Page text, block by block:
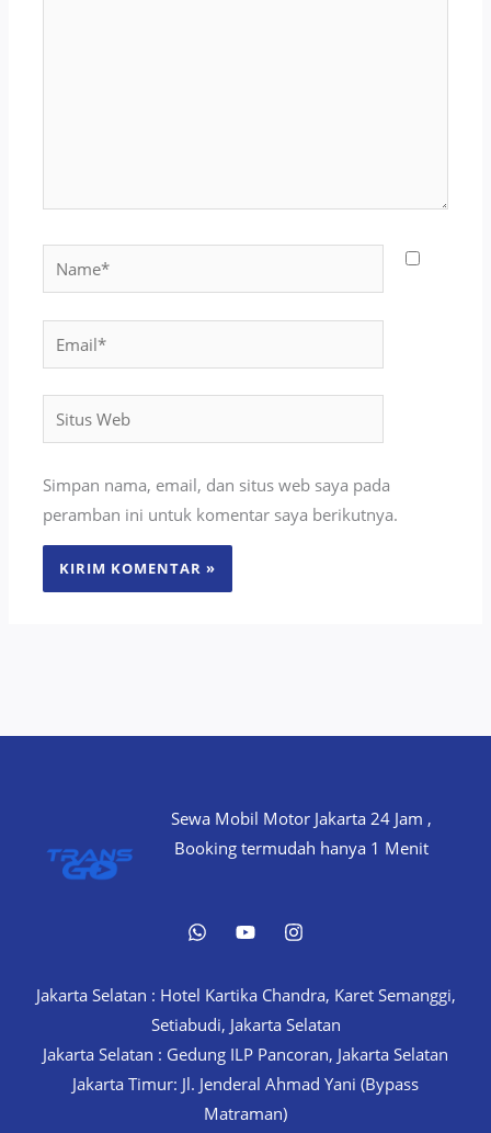
Name*
Situs
Web
Simpan nama, email, dan situs web saya pada
peramban ini untuk komentar saya berikutnya.
Sewa Mobil Motor Jakarta 24 Jam ,
Booking termudah hanya 1 Menit
Jakarta Selatan : Hotel Kartika Chandra, Karet Semanggi,
Setiabudi, Jakarta Selatan
Jakarta Selatan : Gedung ILP Pancoran, Jakarta Selatan
Jakarta Timur: Jl. Jenderal Ahmad Yani (Bypass
Matraman)